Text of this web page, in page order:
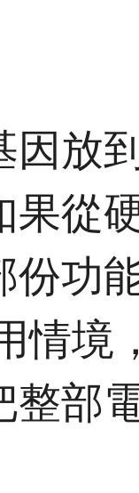
因放
果從
份功
情境
整部